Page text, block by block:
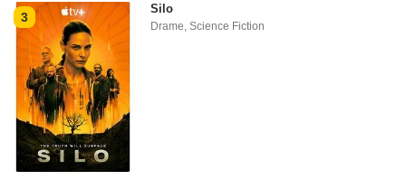
3
Silo
Drame ,Science Fiction